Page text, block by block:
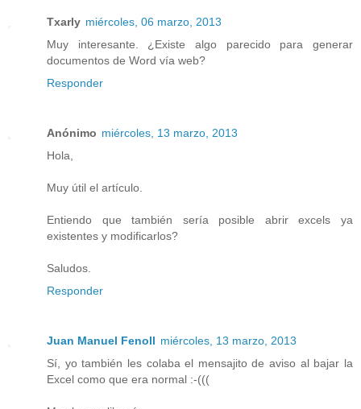
Txarly miércoles, 06 marzo, 2013
Muy interesante. ¿Existe algo parecido para generar
documentos de Word vía web?
Responder
Anónimo miércoles, 13 marzo, 2013
Hola,
Muy útil el artículo.
Entiendo que también sería posible abrir excels ya
existentes y modificarlos?
Saludos.
Responder
Juan Manuel Fenoll miércoles, 13 marzo, 2013
Sí, yo también les colaba el mensajito de aviso al bajar la
Excel como que era normal :-(((